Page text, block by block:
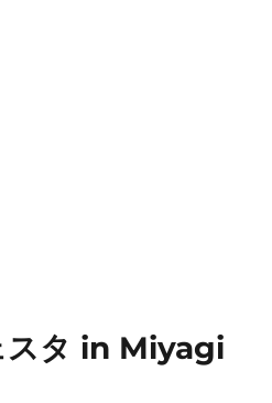
スタ in Miyagi